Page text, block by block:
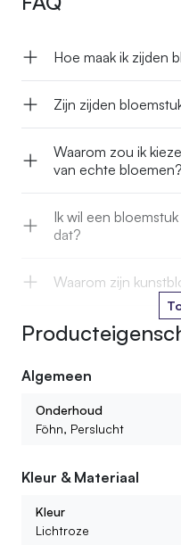
Hoe maak ik zijden
Zijn zijden
Waarom zou ik
van echte bloemen?
Ik wil een
dat?
Waarom zijn
Kan je
Hoe lang gaan jullie
Kan ik ook kant en
bestellen?
Wat voor
Algemeen
Onderhoud
Föhn, Perslucht
Kleur & Materiaal
Kleur
Lichtroze